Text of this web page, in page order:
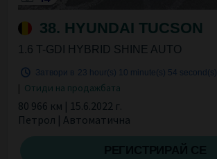
38. HYUNDAI TUCSON
1.6 T-GDI HYBRID SHINE AUTO
Затвори в 23 hour(s) 10 minute(s) 53 second(s)
| Отиди на продажбата
80 966 км | 15.6.2022 г.
Петрол | Автоматична